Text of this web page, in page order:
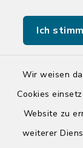
Ich
Wir weisen
Cookies
Website zu
weiterer
Tourist-